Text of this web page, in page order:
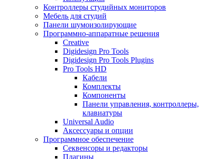
Контроллеры студийных мониторов
Мебель для студий
Панели шумоизолирующие
Программно-аппаратные решения
Creative
Digidesign Pro Tools
Digidesign Pro Tools Plugins
Pro Tools HD
Кабели
Комплекты
Компоненты
Панели управления, контроллеры,
клавиатуры
Universal Audio
Аксессуары и опции
Программное обеспечение
Cеквенсоры и редакторы
Плагины